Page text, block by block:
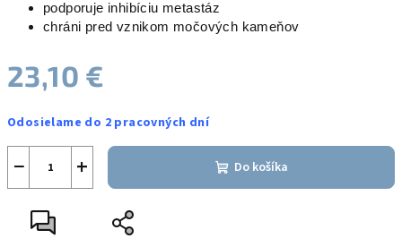
podporuje inhibíciu metastáz
chráni pred vznikom močových kameňov
23,10 €
cena:
Odosielame do 2 pracovných dní
+
− Do košíka